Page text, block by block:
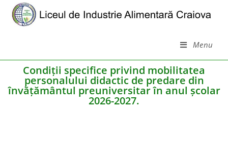
Menu
Condiții specifice privind mobilitatea
personalului didactic de predare din
învățământul preuniversitar în anul școlar
2026-2027.